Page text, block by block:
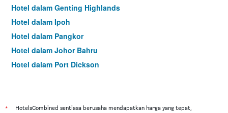
Hotel dalam Genting Highlands
Hotel dalam Ipoh
Hotel dalam Pangkor
Hotel dalam Johor Bahru
Hotel dalam Port Dickson
*
HotelsCombined sentiasa berusaha mendapatkan harga yang tepat,